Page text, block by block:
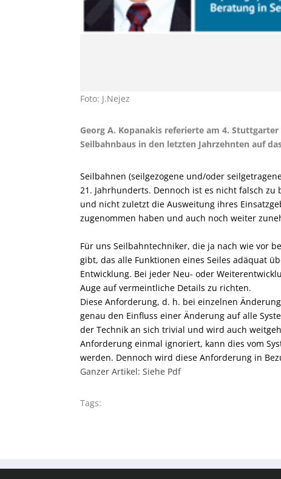
Foto: J.Nejez
Georg A. Kopanakis referierte am 4.
Seilbahnbaus in den letzten Jahrzehnten auf
Seilbahnen (seilgezogene und/oder
21. Jahrhunderts. Dennoch ist es nicht falsch
und nicht zuletzt die Ausweitung ihres
zugenommen haben und auch noch weiter
Für uns Seilbahntechniker, die ja nach wie vor
gibt, das alle Funktionen eines Seiles adäquat
Entwicklung. Bei jeder Neu- oder
Auge auf vermeintliche Details zu richten.
Diese Anforderung, d. h. bei einzelnen
genau den Einfluss einer Änderung auf alle
der Technik an sich trivial und wird auch
Anforderung einmal ignoriert, kann dies vom
werden. Dennoch wird diese Anforderung in
Ganzer Artikel: Siehe Pdf
Tags: